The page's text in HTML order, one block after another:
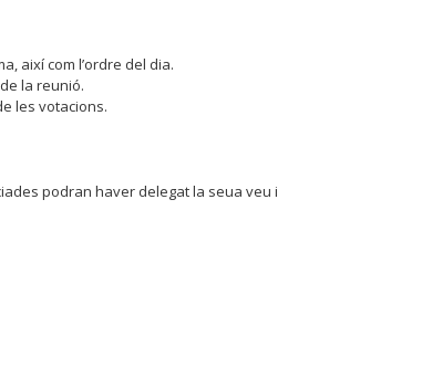
així com l’ordre del dia.
la reunió.
les votacions.
podran haver delegat la seua veu i